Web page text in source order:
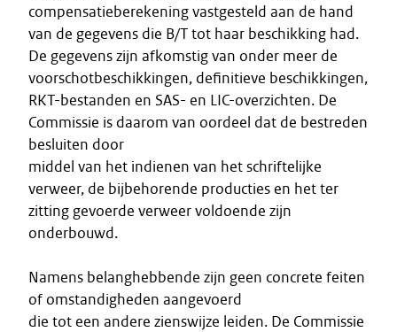
compensatieberekening vastgesteld aan de hand
van de gegevens die B/T tot haar beschikking had.
De gegevens zijn afkomstig van onder meer de
voorschotbeschikkingen, definitieve beschikkingen,
RKT-bestanden en SAS- en LIC-overzichten. De
Commissie is daarom van oordeel dat de bestreden
besluiten door
middel van het indienen van het schriftelijke
verweer, de bijbehorende producties en het ter
zitting gevoerde verweer voldoende zijn
onderbouwd.
Namens belanghebbende zijn geen concrete feiten
of omstandigheden aangevoerd
die tot een andere zienswijze leiden. De Commissie